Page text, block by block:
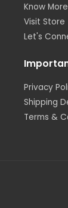
Know
Visit Store
Let's
Privacy
Shipping
Terms &